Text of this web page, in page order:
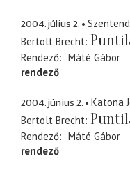
2004. július 2.
Bertolt Brecht
Rendező
Máté Gábor
rendező
2004. június 2.
Katona
Bertolt Brecht
Rendező
Máté Gábor
rendező